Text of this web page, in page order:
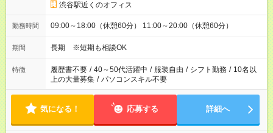
渋谷駅近くのオフィス
勤務時間 09:00～18:00（休憩60分） 11:00～20:00（休憩60分）
期間 長期 ※短期も相談OK
特徴 履歴書不要 / 40～50代活躍中 / 服装自由 / シフト勤務 / 10名以
上の大量募集 / パソコンスキル不要
気になる！ 応募する 詳細へ